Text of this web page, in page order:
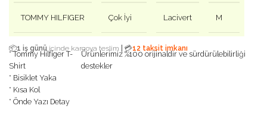
TOMMY HILFIGER Çok İyi Lacivert M
📦1 iş günü içinde kargoya teslim 💳12 taksit imkanı
* Tommy Hilfiger T-
Shirt
* Bisiklet Yaka
* Kısa Kol
* Önde Yazı Detay
Ürünlerimiz %100 orijinaldir ve sürdürülebilirliği
destekler